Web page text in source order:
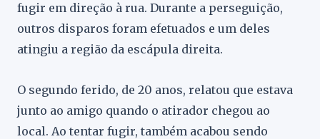
fugir em direção à rua. Durante a perseguição,
outros disparos foram efetuados e um deles
atingiu a região da escápula direita.
O segundo ferido, de 20 anos, relatou que estava
junto ao amigo quando o atirador chegou ao
local. Ao tentar fugir, também acabou sendo